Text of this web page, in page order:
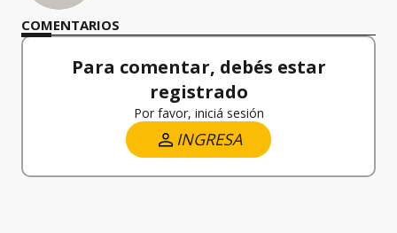
COMENTARIOS
Para comentar, debés estar
registrado
Por favor, iniciá sesión
INGRESA